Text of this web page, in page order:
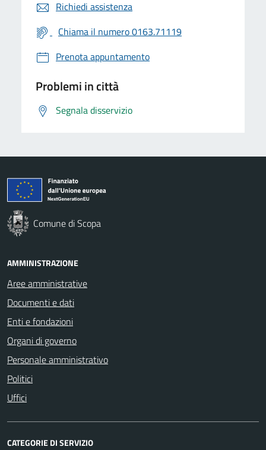
Richiedi assistenza
Chiama il numero 0163.71119
Prenota appuntamento
Problemi in città
Segnala disservizio
Comune di Scopa
AMMINISTRAZIONE
Aree amministrative
Documenti e dati
Enti e fondazioni
Organi di governo
Personale amministrativo
Politici
Uffici
CATEGORIE DI SERVIZIO